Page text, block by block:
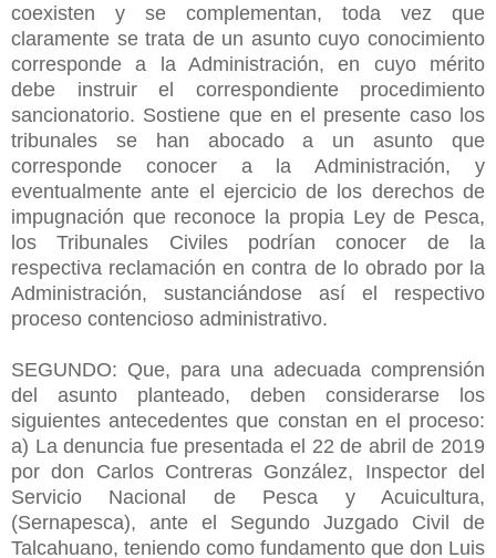
coexisten y se complementan, toda vez que
claramente se trata de un asunto cuyo conocimiento
corresponde a la Administración, en cuyo mérito
debe instruir el correspondiente procedimiento
sancionatorio. Sostiene que en el presente caso los
tribunales se han abocado a un asunto que
corresponde conocer a la Administración, y
eventualmente ante el ejercicio de los derechos de
impugnación que reconoce la propia Ley de Pesca,
los Tribunales Civiles podrían conocer de la
respectiva reclamación en contra de lo obrado por la
Administración, sustanciándose así el respectivo
proceso contencioso administrativo.
SEGUNDO: Que, para una adecuada comprensión
del asunto planteado, deben considerarse los
siguientes antecedentes que constan en el proceso:
a) La denuncia fue presentada el 22 de abril de 2019
por don Carlos Contreras González, Inspector del
Servicio Nacional de Pesca y Acuicultura,
(Sernapesca), ante el Segundo Juzgado Civil de
Talcahuano, teniendo como fundamento que don Luis